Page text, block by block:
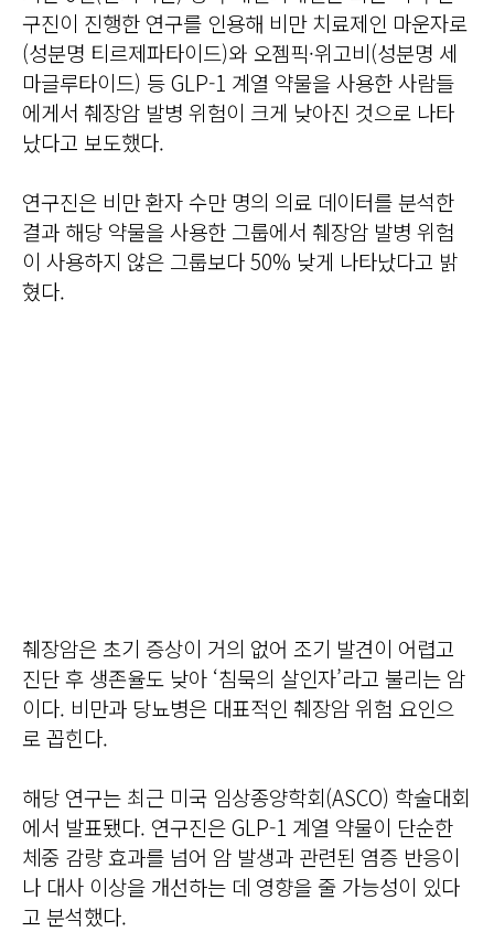
구진이 진행한 연구를 인용해 비만 치료제인 마운자로
(성분명 티르제파타이드)와 오젬픽·위고비(성분명 세
마글루타이드) 등 GLP-1 계열 약물을 사용한 사람들
에게서 췌장암 발병 위험이 크게 낮아진 것으로 나타
났다고 보도했다.
연구진은 비만 환자 수만 명의 의료 데이터를 분석한
결과 해당 약물을 사용한 그룹에서 췌장암 발병 위험
이 사용하지 않은 그룹보다 50% 낮게 나타났다고 밝
혔다.
췌장암은 초기 증상이 거의 없어 조기 발견이 어렵고
진단 후 생존율도 낮아 ‘침묵의 살인자’라고 불리는 암
이다. 비만과 당뇨병은 대표적인 췌장암 위험 요인으
로 꼽힌다.
해당 연구는 최근 미국 임상종양학회(ASCO) 학술대회
에서 발표됐다. 연구진은 GLP-1 계열 약물이 단순한
체중 감량 효과를 넘어 암 발생과 관련된 염증 반응이
나 대사 이상을 개선하는 데 영향을 줄 가능성이 있다
고 분석했다.